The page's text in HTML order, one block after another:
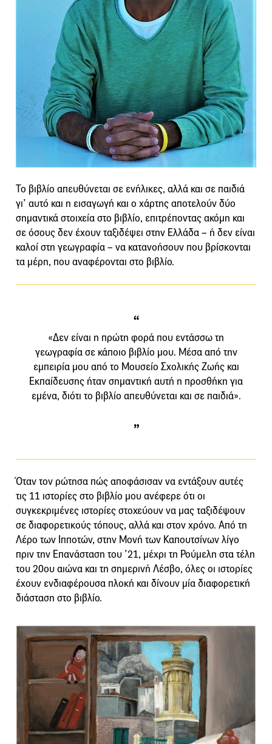
Το βιβλίο απευθύνεται σε ενήλικες, αλλά και σε παιδιά
γι’ αυτό και η εισαγωγή και ο χάρτης αποτελούν δύο
σημαντικά στοιχεία στο βιβλίο, επιτρέποντας ακόμη και
σε όσους δεν έχουν ταξιδέψει στην Ελλάδα – ή δεν είναι
καλοί στη γεωγραφία – να κατανοήσουν που βρίσκονται
τα μέρη, που αναφέρονται στο βιβλίο.
«Δεν είναι η πρώτη φορά που εντάσσω τη
γεωγραφία σε κάποιο βιβλίο μου. Μέσα από την
εμπειρία μου από το Μουσείο Σχολικής Ζωής και
Εκπαίδευσης ήταν σημαντική αυτή η προσθήκη για
εμένα, διότι το βιβλίο απευθύνεται και σε παιδιά».
Όταν τον ρώτησα πώς αποφάσισαν να εντάξουν αυτές
τις 11 ιστορίες στο βιβλίο μου ανέφερε ότι οι
συγκεκριμένες ιστορίες στοχεύουν να μας ταξιδέψουν
σε διαφορετικούς τόπους, αλλά και στον χρόνο. Από τη
Λέρο των Ιπποτών, στην Μονή των Καπουτσίνων λίγο
πριν την Επανάσταση του ’21, μέχρι τη Ρούμελη στα τέλη
του 20ου αιώνα και τη σημερινή Λέσβο, όλες οι ιστορίες
έχουν ενδιαφέρουσα πλοκή και δίνουν μία διαφορετική
διάσταση στο βιβλίο.